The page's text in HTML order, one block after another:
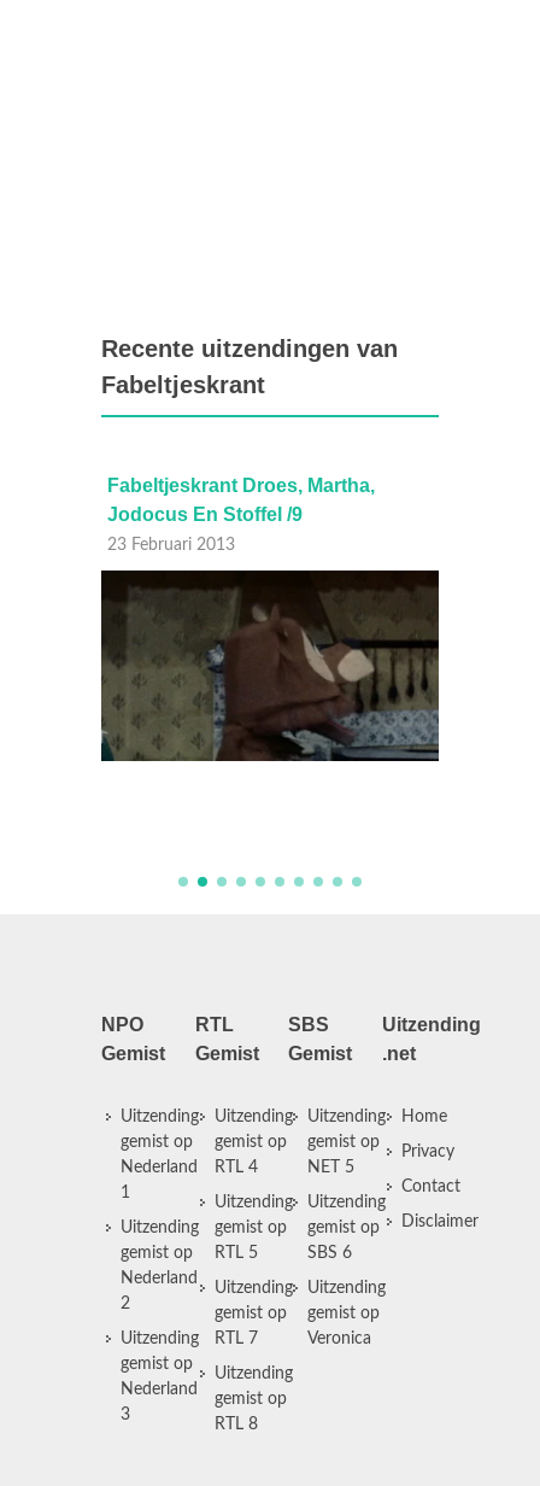
Recente uitzendingen van
Fabeltjeskrant
Fabeltjeskrant Droes, Martha,
Jodocus En Stoffel /9
23 Februari 2013
NPO
Gemist
Uitzending
gemist op
Nederland
1
Uitzending
gemist op
Nederland
2
Uitzending
gemist op
Nederland
3
RTL
Gemist
Uitzending
gemist op
RTL 4
Uitzending
gemist op
RTL 5
Uitzending
gemist op
RTL 7
Uitzending
gemist op
RTL 8
SBS
Gemist
Uitzending
gemist op
NET 5
Uitzending
gemist op
SBS 6
Uitzending
gemist op
Veronica
Uitzending
.net
Home
Privacy
Contact
Disclaimer